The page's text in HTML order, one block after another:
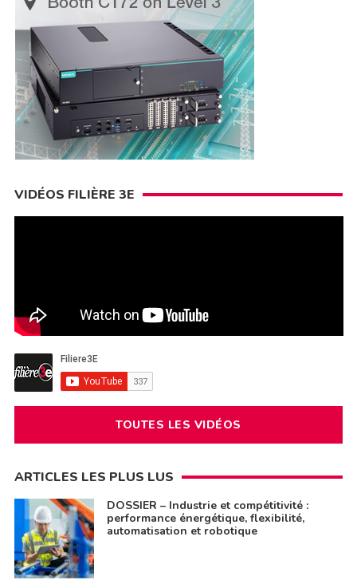
VIDÉOS FILIÈRE 3E
TOUTES LES VIDÉOS
ARTICLES LES PLUS LUS
DOSSIER – Industrie et compétitivité :
performance énergétique, flexibilité,
automatisation et robotique